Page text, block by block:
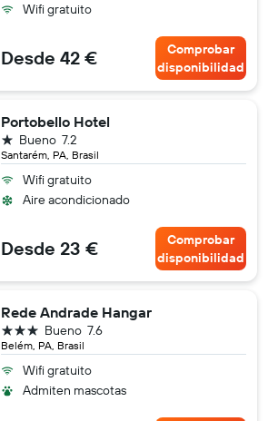
Wifi gratuito
Desde 42 €
Comprobar
disponibilidad
Portobello Hotel
Santarém, PA, Brasil
7.2
Bueno
1 estrella
Wifi gratuito
Aire acondicionado
Desde 23 €
Comprobar
disponibilidad
Rede Andrade Hangar
Belém, PA, Brasil
7.6
Bueno
3 estrellas
Wifi gratuito
Admiten mascotas